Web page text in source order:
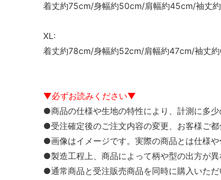
着丈約75cm/身幅約50cm/肩幅約45cm/袖丈
XL:
着丈約78cm/身幅約52cm/肩幅約47cm/袖丈
▼必ずお読みください▼
●商品の仕様や生地の特性により、計測に多
●受注確定後のご注文内容の変更、お客様ご
●画像はイメージです。実際の商品とは仕様や
●製造工程上、商品によって柄や型の出方が異
●通常商品と受注販売商品を同時に購入いた